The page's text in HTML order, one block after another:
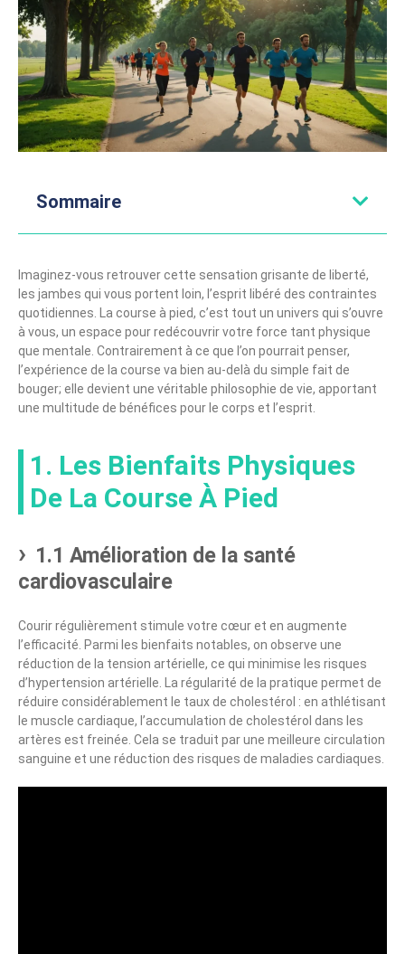
Sommaire
Imaginez-vous retrouver cette sensation grisante de liberté,
les jambes qui vous portent loin, l’esprit libéré des contraintes
quotidiennes. La course à pied, c’est tout un univers qui s’ouvre
à vous, un espace pour redécouvrir votre force tant physique
que mentale. Contrairement à ce que l’on pourrait penser,
l’expérience de la course va bien au-delà du simple fait de
bouger; elle devient une véritable philosophie de vie, apportant
une multitude de bénéfices pour le corps et l’esprit.
1. Les Bienfaits Physiques
De La Course À Pied
1.1 Amélioration de la santé
cardiovasculaire
Courir régulièrement stimule votre cœur et en augmente
l’efficacité. Parmi les bienfaits notables, on observe une
réduction de la tension artérielle, ce qui minimise les risques
d’hypertension artérielle. La régularité de la pratique permet de
réduire considérablement le taux de cholestérol : en athlétisant
le muscle cardiaque, l’accumulation de cholestérol dans les
artères est freinée. Cela se traduit par une meilleure circulation
sanguine et une réduction des risques de maladies cardiaques.